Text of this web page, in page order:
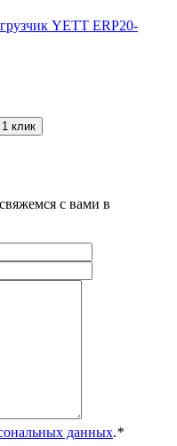
YETT ERP20-
клик
с вами в
данных.*